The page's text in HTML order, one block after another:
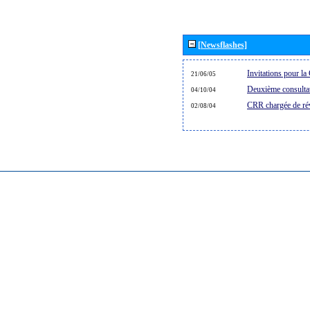
[Newsflashes]
21/06/05 Invitations pour la
04/10/04 Deuxième
02/08/04 CRR chargée de